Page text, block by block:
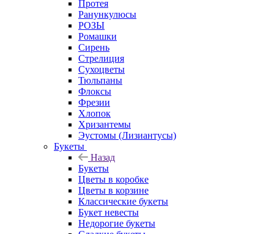
Протея
Ранункулюсы
РОЗЫ
Ромашки
Сирень
Стрелиция
Сухоцветы
Тюльпаны
Флоксы
Фрезии
Хлопок
Хризантемы
Эустомы (Лизиантусы)
Букеты
Назад
Букеты
Цветы в коробке
Цветы в корзине
Классические букеты
Букет невесты
Недорогие букеты